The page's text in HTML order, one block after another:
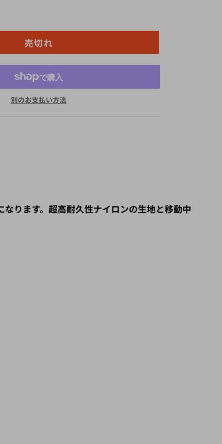
売切れ
別のお支払い方法
ります。超高耐久性ナイロンの生地と移動中